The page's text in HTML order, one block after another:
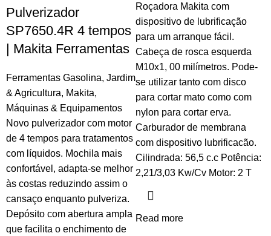
Pulverizador
SP7650.4R 4 tempos
| Makita Ferramentas
Ferramentas Gasolina, Jardim
& Agricultura, Makita,
Máquinas & Equipamentos
Novo pulverizador com motor
de 4 tempos para tratamentos
com líquidos. Mochila mais
confortável, adapta-se melhor
às costas reduzindo assim o
cansaço enquanto pulveriza.
Depósito com abertura ampla
que facilita o enchimento de
Roçadora Makita com
dispositivo de lubrificação
para um arranque fácil.
Cabeça de rosca esquerda
M10x1, 00 milímetros. Pode-
se utilizar tanto com disco
para cortar mato como com
nylon para cortar erva.
Carburador de membrana
com dispositivo lubrificacão.
Cilindrada: 56,5 c.c Potência:
2,21/3,03 Kw/Cv Motor: 2 T
Read more